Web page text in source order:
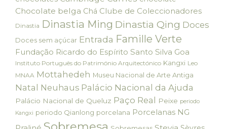
Chocolate belga Chá Clube de Coleccionadores
Dinastia Dinastia Ming Dinastia Qing Doces
Doces sem açúcar Entrada Famille Verte
Fundação Ricardo do Espírito Santo Silva Goa
Instituto Português do Património Arquitectónico Kangxi Leo
MNAA Mottahedeh Museu Nacional de Arte Antiga
Natal Neuhaus Palácio Nacional da Ajuda
Palácio Nacional de Queluz Paço Real Peixe periodo
Kangxi periodo Qianlong porcelana Porcelanas NG